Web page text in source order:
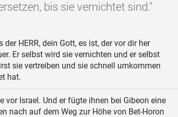
bis sie vernichtet sind."
HERR, dein Gott, es ist, der vor dir her
Er selbst wird sie vernichten und er selbst
sie vertreiben und sie schnell umkommen
hat.
vor Israel. Und er fügte ihnen bei Gibeon eine
nach auf dem Weg zur Höhe von Bet-Horon